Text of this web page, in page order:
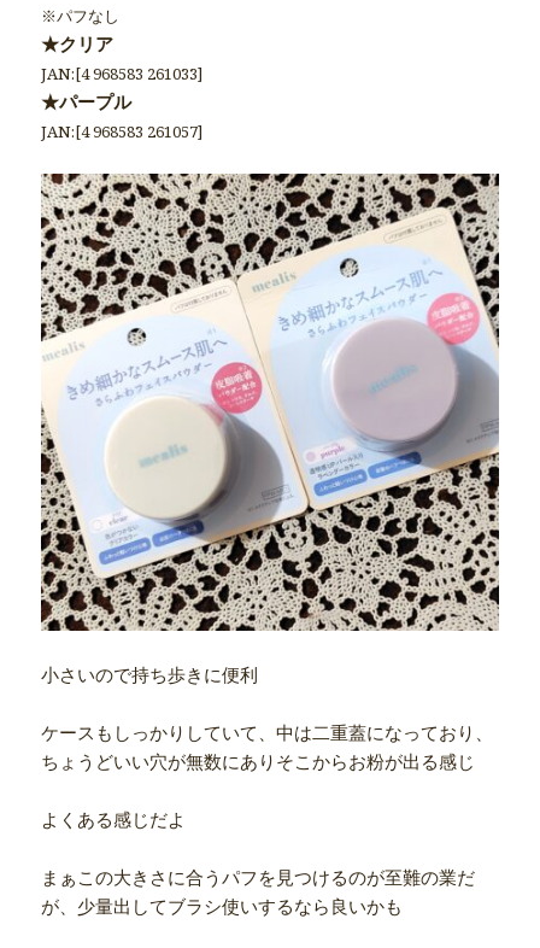
※パフなし
★クリア
JAN:[4 968583 261033]
★パープル
JAN:[4 968583 261057]
小さいので持ち歩きに便利
ケースもしっかりしていて、中は二重蓋になっており、
ちょうどいい穴が無数にありそこからお粉が出る感じ
よくある感じだよ
まぁこの大きさに合うパフを見つけるのが至難の業だ
が、少量出してブラシ使いするなら良いかも